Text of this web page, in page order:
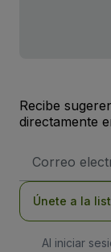
Recibe
directamente
de
Únete a la
Al iniciar